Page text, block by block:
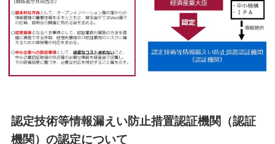
認定技術等情報漏えい防止措置認証機関（認証
機関）の認定について